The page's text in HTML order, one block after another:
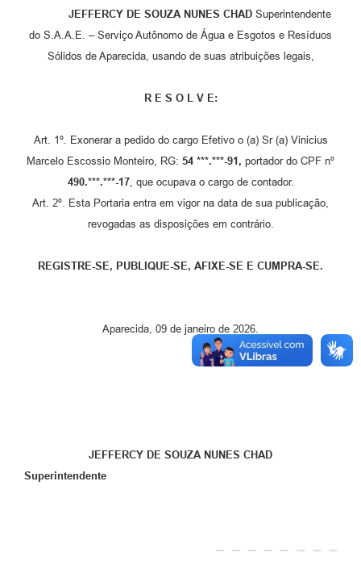
Telefones ÚteisJEFFERCY DE SOUZA NUNES CHAD Superintendente
do S.A.A.E. – Serviço Autônomo de Água e Esgotos e Resíduos
Sólidos de Aparecida, usando de suas atribuições legais,
R E S O L V E:
Art. 1º. Exonerar a pedido do cargo Efetivo o (a) Sr (a) Vinicius
Marcelo Escossio Monteiro, RG: 54 ***.***-91, portador do CPF nº
490.***.***-17, que ocupava o cargo de contador.
Art. 2º. Esta Portaria entra em vigor na data de sua publicação,
revogadas as disposições em contrário.
REGISTRE-SE, PUBLIQUE-SE, AFIXE-SE E CUMPRA-SE.
Aparecida, 09 de janeiro de 2026.
JEFFERCY DE SOUZA NUNES CHAD
Superintendente